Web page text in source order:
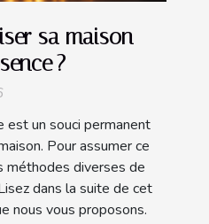
sa maison
?
est un souci permanent
Pour assumer ce
méthodes diverses de
dans la suite de cet
nous vous proposons.